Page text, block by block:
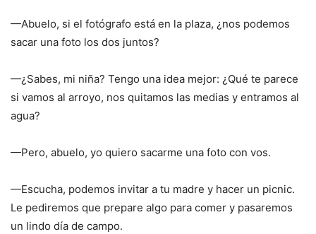
—Abuelo, si el fotógrafo está en la plaza, ¿nos podemos
sacar una foto los dos juntos?
—¿Sabes, mi niña? Tengo una idea mejor: ¿Qué te parece
si vamos al arroyo, nos quitamos las medias y entramos al
agua?
—Pero, abuelo, yo quiero sacarme una foto con vos.
—Escucha, podemos invitar a tu madre y hacer un picnic.
Le pediremos que prepare algo para comer y pasaremos
un lindo día de campo.